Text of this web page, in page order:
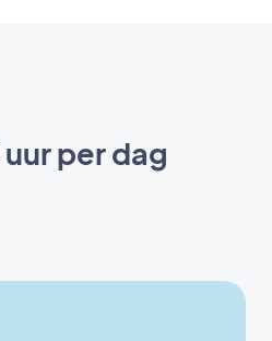
per dag